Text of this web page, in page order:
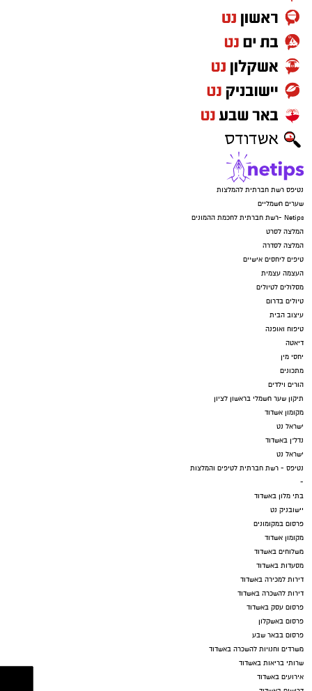
נטיפס רשת חברתית להמלצות
שערים חשמליים
Netips -רשת חברתית לחכמת ההמונים
המלצה לסרט
המלצה לסדרה
טיפים ליחסים אישיים
העצמה עצמית
מסלולים לטיולים
טיולים בדרום
עיצוב הבית
טיפוח ואופנה
דיאטה
יחסי מין
מתכונים
הורים וילדים
תיקון שער חשמלי בראשון לציון
מקומון אשדוד
ישראל נט
נדל"ן באשדוד
ישראל נט
נטיפס - רשת חברתית לטיפים והמלצות
-
בתי מלון באשדוד
יישובניק נט
פרסום במקומונים
מקומון אשדוד
משלוחים באשדוד
מסעדות באשדוד
דירות למכירה באשדוד
דירות להשכרה באשדוד
פרסום עסק באשדוד
פרסום באשקלון
פרסום בבאר שבע
משרדים וחנויות להשכרה באשדוד
שרותי בריאות באשדוד
אירועים באשדוד